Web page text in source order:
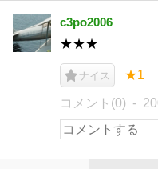
c3po2006
★★★
ナイス ★1
コメント(0)